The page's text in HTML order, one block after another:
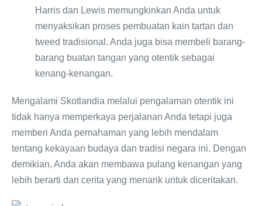
Harris dan Lewis memungkinkan Anda untuk
menyaksikan proses pembuatan kain tartan dan
tweed tradisional. Anda juga bisa membeli barang-
barang buatan tangan yang otentik sebagai
kenang-kenangan.
Mengalami Skotlandia melalui pengalaman otentik ini
tidak hanya memperkaya perjalanan Anda tetapi juga
memberi Anda pemahaman yang lebih mendalam
tentang kekayaan budaya dan tradisi negara ini. Dengan
demikian, Anda akan membawa pulang kenangan yang
lebih berarti dan cerita yang menarik untuk diceritakan.